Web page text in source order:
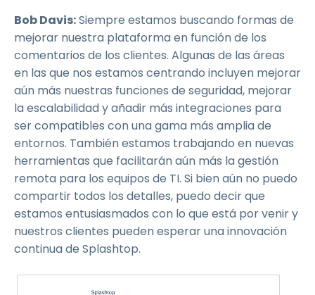
Bob Davis:Siempre estamos buscando formas de
mejorar nuestra plataforma en función de los
comentarios de los clientes. Algunas de las áreas
en las que nos estamos centrando incluyen mejorar
aún más nuestras funciones de seguridad, mejorar
la escalabilidad y añadir más integraciones para
ser compatibles con una gama más amplia de
entornos. También estamos trabajando en nuevas
herramientas que facilitarán aún más la gestión
remota para los equipos de TI. Si bien aún no puedo
compartir todos los detalles, puedo decir que
estamos entusiasmados con lo que está por venir y
nuestros clientes pueden esperar una innovación
continua de Splashtop.